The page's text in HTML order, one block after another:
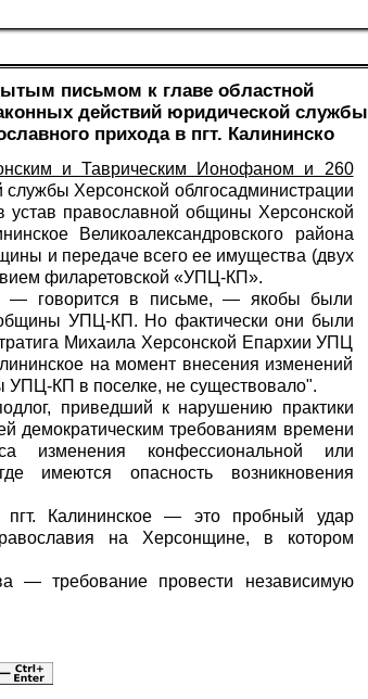
письмом к главе областной
действий юридической службы
прихода в пгт. Калининско
и Таврическим Ионофаном и 260
Херсонской облгосадминистрации
устав православной общины Херсонской
Великоалександровского района
и передаче всего ее имущества (двух
филаретовской «УПЦ-КП».
— говорится в письме, — якобы были
УПЦ-КП. Но фактически они были
Михаила Херсонской Епархии УПЦ
на момент внесения изменений
УПЦ-КП в поселке, не существовало".
приведший к нарушению практики
демократическим требованиям времени
изменения конфессиональной или
имеются опасность возникновения
Калининское — это пробный удар
на Херсонщине, в котором
— требование провести независимую